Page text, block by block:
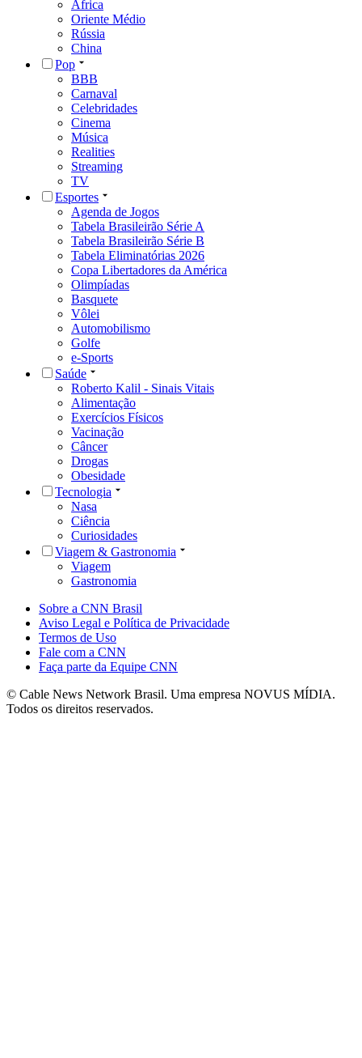
África
Oriente Médio
Rússia
China
Pop
BBB
Carnaval
Celebridades
Cinema
Música
Realities
Streaming
TV
Esportes
Agenda de Jogos
Tabela Brasileirão Série A
Tabela Brasileirão Série B
Tabela Eliminatórias 2026
Copa Libertadores da América
Olimpíadas
Basquete
Vôlei
Automobilismo
Golfe
e-Sports
Saúde
Roberto Kalil - Sinais Vitais
Alimentação
Exercícios Físicos
Vacinação
Câncer
Drogas
Obesidade
Tecnologia
Nasa
Ciência
Curiosidades
Viagem & Gastronomia
Viagem
Gastronomia
Sobre a CNN Brasil
Aviso Legal e Política de Privacidade
Termos de Uso
Fale com a CNN
Faça parte da Equipe CNN
© Cable News Network Brasil. Uma empresa NOVUS MÍDIA.
Todos os direitos reservados.